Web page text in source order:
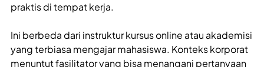
praktis di tempat kerja.
Ini berbeda dari instruktur kursus online atau akademisi
yang terbiasa mengajar mahasiswa. Konteks korporat
menuntut fasilitator yang bisa menangani pertanyaan